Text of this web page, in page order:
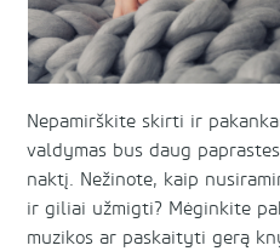
Nepamirškite skirti ir
valdymas bus daug
naktį. Nežinote, kaip
ir giliai užmigti? Mėginkite
muzikos ar paskaityti gerą